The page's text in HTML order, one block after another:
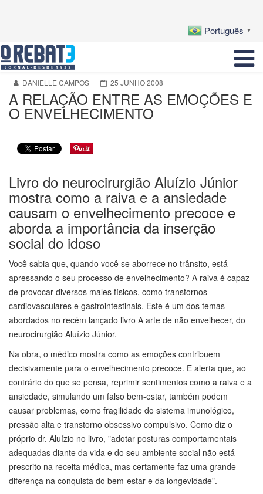
Português ▼
DANIELLE CAMPOS 25 JUNHO 2008
A RELAÇÃO ENTRE AS EMOÇÕES E
O ENVELHECIMENTO
Livro do neurocirurgião Aluízio Júnior
mostra como a raiva e a ansiedade
causam o envelhecimento precoce e
aborda a importância da inserção
social do idoso
Você sabia que, quando você se aborrece no trânsito, está
apressando o seu processo de envelhecimento? A raiva é capaz
de provocar diversos males físicos, como transtornos
cardiovasculares e gastrointestinais. Este é um dos temas
abordados no recém lançado livro A arte de não envelhecer, do
neurocirurgião Aluízio Júnior.
Na obra, o médico mostra como as emoções contribuem
decisivamente para o envelhecimento precoce. E alerta que, ao
contrário do que se pensa, reprimir sentimentos como a raiva e a
ansiedade, simulando um falso bem-estar, também podem
causar problemas, como fragilidade do sistema imunológico,
pressão alta e transtorno obsessivo compulsivo. Como diz o
próprio dr. Aluízio no livro, "adotar posturas comportamentais
adequadas diante da vida e do seu ambiente social não está
prescrito na receita médica, mas certamente faz uma grande
diferença na conquista do bem-estar e da longevidade".